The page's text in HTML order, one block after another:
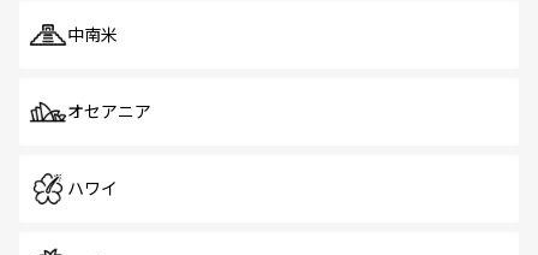
中南米
オセアニア
ハワイ